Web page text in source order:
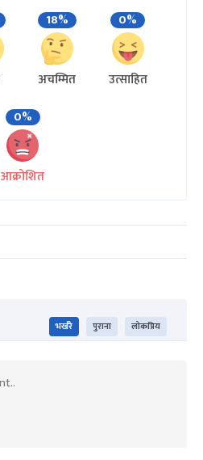
18%
अचम्मित
0%
उत्साहित
0%
आक्रोशित
भर्खरै पुराना लोकप्रिय